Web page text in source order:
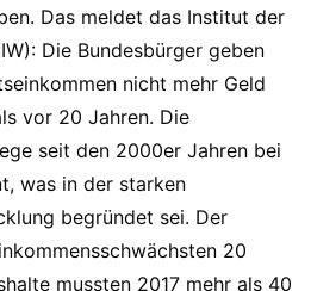
Das meldet das Institut der
Die Bundesbürger geben
nicht mehr Geld
vor 20 Jahren. Die
seit den 2000er Jahren bei
was in der starken
begründet sei. Der
20
mussten 2017 mehr als 40